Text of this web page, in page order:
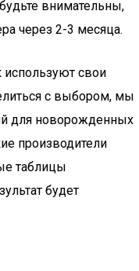
внимательны,
через 2-3 месяца.
свои
с выбором, мы
для новорожденных
производители
таблицы
будет